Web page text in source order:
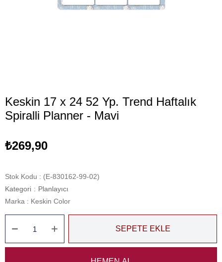
Keskin 17 x 24 52 Yp. Trend Haftalık
Spiralli Planner - Mavi
₺269,90
Stok Kodu
(E-830162-99-02)
Kategori : Planlayıcı
Marka : Keskin Color